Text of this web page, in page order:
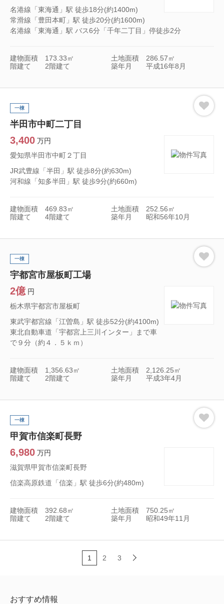
名港線「東海通」駅 徒歩18分(約1400m)
常滑線「豊田本町」駅 徒歩20分(約1600m)
名港線「東海通」駅 バス6分「千年二丁目」停徒歩2分
建物面積 173.33㎡ 土地面積
286.57㎡
階建て
2階建て 築年月 平成16年8月
半田市中町二丁目
一棟
3,400 万円
愛知県半田市中町２丁目
JR武豊線「半田」駅 徒歩8分(約630m)
河和線「知多半田」駅 徒歩9分(約660m)
建物面積 469.83㎡ 土地面積
252.56㎡
階建て
4階建て 築年月 昭和56年10月
宇都宮市屋板町工場
一棟
2億 円
栃木県宇都宮市屋板町
東武宇都宮線「江曽島」駅 徒歩52分(約4100m)
東北自動車道「宇都宮上三川インター」まで車
で９分（約４．５ｋｍ）
建物面積 1,356.63㎡ 土地面積
2,126.25㎡
階建て
2階建て 築年月 平成3年4月
甲賀市信楽町長野
一棟
6,980 万円
滋賀県甲賀市信楽町長野
信楽高原鉄道「信楽」駅 徒歩6分(約480m)
建物面積 392.68㎡ 土地面積
750.25㎡
階建て
2階建て 築年月 昭和49年11月
1 2 3
次へ
おすすめ情報